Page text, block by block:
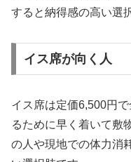
すると納得感の高い選
イス席が向く人
イス席は定価6,500円
るために早く着いて敷
の人や現地での体力消